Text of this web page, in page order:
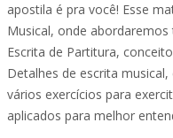
apostila é pra você! Esse
Musical, onde
Escrita de Partitura,
Detalhes de escrita
vários exercícios para
aplicados para melhor